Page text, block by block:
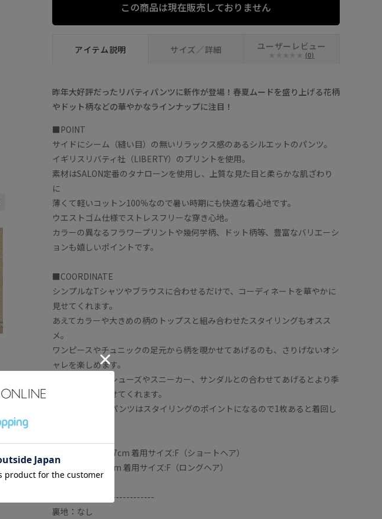
この商品は現在販売しておりません
アイテム説明 サイズ／詳細 ユーザーレビュー
(0)
昨年大好評だったリバティパンツに新作が登場！春夏ムードを盛り上げる花柄
やドット柄などの華やかなラインナップに注目！
■POINT
サイドにシーム（縫い目）の無いリラックス感のあるシルエットのパンツ。
イギリスリバティ社（LIBERTY）のプリントを使用。
素材はSALON定番のタナローンを使用し、上質な見た目と柔らかな肌ざわり
に
薄くて軽いコットン100％なので暑い時期にも快適な着心地です。
ウエストゴム仕様でストレスフリーな穿き心地。
カラーの異なるフラワープリントや幾何学柄、ドット柄等、豊富なバリエーシ
ョンも嬉しいポイントです。
■COORDINATE
シンプルなTシャツやブラウスに合わせるだけで、コーディネートを華やかに
見せてくれます。
あえてカラーや大きめの柄のトップスと組み合わせたスタイリングもオスス
メ。
ワンピースやチュニックの足元から柄を覗かせてあげるのも、さりげないオシ
ャレを楽しめます。
足元はフラットシューズやスニーカー、サンダルとの合わせてあげるとより季
節感を引き立たせてくれます。
鮮やかなカラーパンツはスタイリングのポイントになるので1枚あると着回し
■モデル身長:167cm 着用サイズ:F（ショートヘア）
モデル身長:163cm 着用サイズ:F（ロングヘア）
-----------------------------
裏地：なし